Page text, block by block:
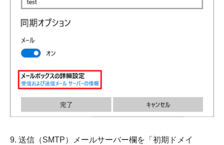
9. 送信（SMTP）メールサーバー欄を「初期ドメイ